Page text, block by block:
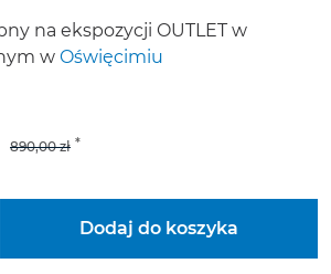
na ekspozycji OUTLET w
w Oświęcimiu
890,00 zł